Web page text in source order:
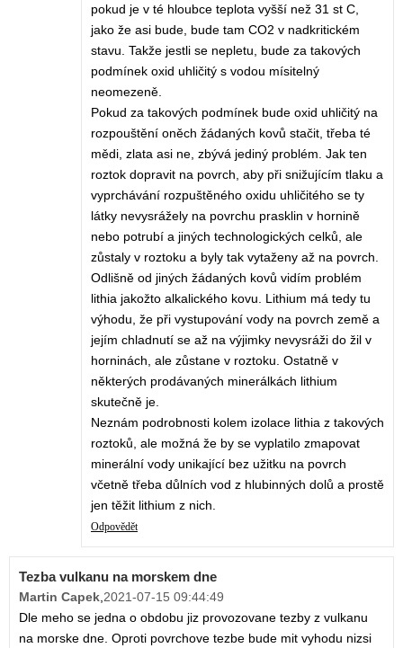
pokud je v té hloubce teplota vyšší než 31 st C,
jako že asi bude, bude tam CO2 v nadkritickém
stavu. Takže jestli se nepletu, bude za takových
podmínek oxid uhličitý s vodou mísitelný
neomezeně.
Pokud za takových podmínek bude oxid uhličitý na
rozpouštění oněch žádaných kovů stačit, třeba té
mědi, zlata asi ne, zbývá jediný problém. Jak ten
roztok dopravit na povrch, aby při snižujícím tlaku a
vyprchávání rozpuštěného oxidu uhličitého se ty
látky nevysrážely na povrchu prasklin v hornině
nebo potrubí a jiných technologických celků, ale
zůstaly v roztoku a byly tak vytaženy až na povrch.
Odlišně od jiných žádaných kovů vidím problém
lithia jakožto alkalického kovu. Lithium má tedy tu
výhodu, že při vystupování vody na povrch země a
jejím chladnutí se až na výjimky nevysráži do žil v
horninách, ale zůstane v roztoku. Ostatně v
některých prodávaných minerálkách lithium
skutečně je.
Neznám podrobnosti kolem izolace lithia z takových
roztoků, ale možná že by se vyplatilo zmapovat
minerální vody unikající bez užitku na povrch
včetně třeba důlních vod z hlubinných dolů a prostě
jen těžit lithium z nich.
Odpovědět
Tezba vulkanu na morskem dne
Martin Capek,2021-07-15 09:44:49
Dle meho se jedna o obdobu jiz provozovane tezby z vulkanu
na morske dne. Oproti povrchove tezbe bude mit vyhodu nizsi